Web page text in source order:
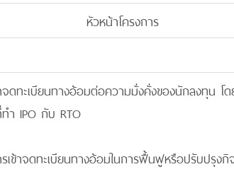
หัวหน้าโครงการ
จดทะเบียนทางอ้อมต่อความมั่งคั่งของนักลงทุน
ทำ IPO กับ RTO
เข้าจดทะเบียนทางอ้อมในการฟื้นฟูหรือปรับปรุง